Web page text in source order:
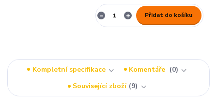
Přidat do košíku
Kompletní specifikace Komentáře
0
Související zboží 9